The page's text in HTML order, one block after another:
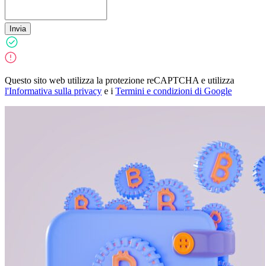
Invia
Questo sito web utilizza la protezione reCAPTCHA e utilizza
l'Informativa sulla privacy e i Termini e condizioni di Google